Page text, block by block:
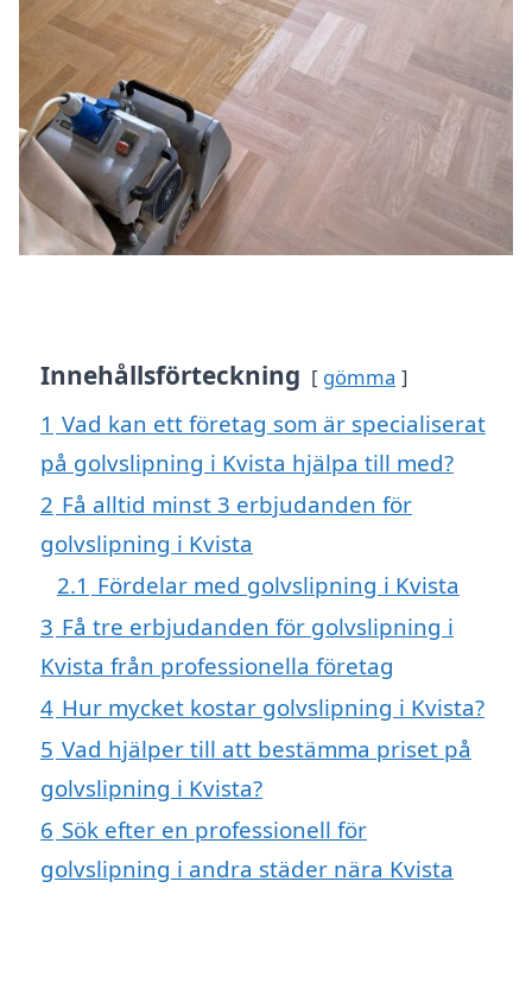
Innehållsförteckning gömma
1 Vad kan ett företag som är specialiserat
på golvslipning i Kvista hjälpa till med?
2 Få alltid minst 3 erbjudanden för
golvslipning i Kvista
2.1 Fördelar med golvslipning i Kvista
3 Få tre erbjudanden för golvslipning i
Kvista från professionella företag
4 Hur mycket kostar golvslipning i Kvista?
5 Vad hjälper till att bestämma priset på
golvslipning i Kvista?
6 Sök efter en professionell för
golvslipning i andra städer nära Kvista